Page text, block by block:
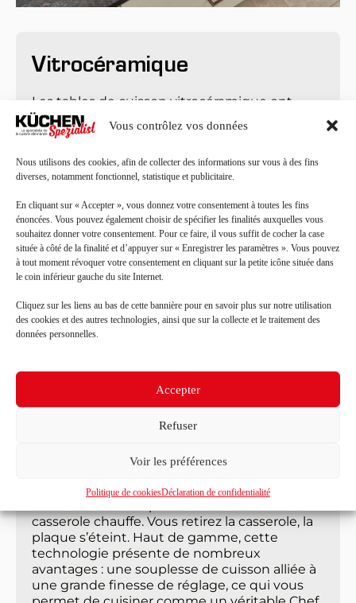
Vous contrôlez vos données
Nous utilisons des cookies, afin de collecter des informations sur vous à des fins
diverses, notamment fonctionnel, statistique et publicitaire.
En cliquant sur « Accepter », vous donnez votre consentement à toutes les fins
énoncées. Vous pouvez également choisir de spécifier les finalités auxquelles vous
souhaitez donner votre consentement. Pour ce faire, il vous suffit de cocher la case
située à côté de la finalité et d’appuyer sur « Enregistrer les paramètres ». Vous pouvez
à tout moment révoquer votre consentement en cliquant sur la petite icône située dans
le coin inférieur gauche du site Internet.
Cliquez sur les liens au bas de cette bannière pour en savoir plus sur notre utilisation
des cookies et des autres technologies, ainsi que sur la collecte et le traitement des
données personnelles.
Accepter
Refuser
Voir les préférences
Politique de cookiesDéclaration de confidentialité
Vitrocéramique
Les tables de cuisson vitrocéramique ont
remplacé avantageusement nos anciennes
plaques électriques. Elles permettent un
montée en température plus rapide. Ces
plaques sont aussi plus esthétiques :
recouvertes d’une plaque en verre trempé,
elles sont parfaitement lisses et donc plus
faciles d’entretien. Un simple coup d’éponge
suffit ! Si vous cherchez une table de cuisson
pratique et bon marché, la vitrocéramique est
idéale.
Quant aux plaques à induction, si elles
paraissent semblables aux plaques
vitrocéramiques, il ne faut pas les confondre
radicalement différentes. L’induction
activé directement par le métal de la
casserole chauffe. Vous retirez la casserole, la
plaque s’éteint. Haut de gamme, cette
technologie présente de nombreux
avantages : une souplesse de cuisson alliée à
une grande finesse de réglage, ce qui vous